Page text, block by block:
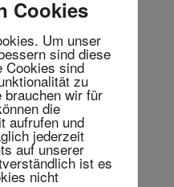
(TSY)®
Cookies
Um unser
sind diese
Cookies sind
zu
brauchen wir für
die
aufrufen und
jederzeit
auf unserer
ist es
nicht